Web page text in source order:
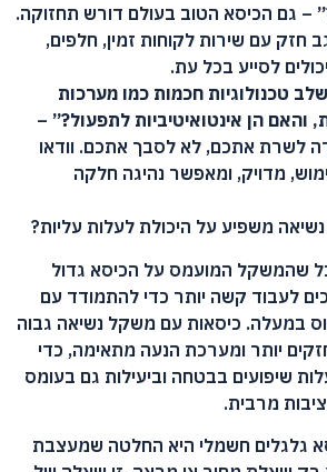
– גם הכיסא הטוב בעולם דורש תחזוקה.
חזק עם שירות לקוחות זמין, חלפים,
לסייע בכל עת.
טכנולוגיות חכמות כמו מערכות
הן אינטואיטיביות לתפעול?” –
לשרת אתכם, לא לסבך אתכם. וודאו
מדויק, ומאפשר נהיגה חלקה
משפיע על היכולת לעלות עליות?
שהמשקל המועמס על הכיסא גדול
לעבוד קשה יותר כדי להתמודד עם
במעלה. כיסאות עם משקל נשיאה גבוה
יותר ומערכת הנעה מתאימה, כדי
שיפועים בבטחה וביעילות גם בעומס
מרבית.
גלגלים חשמלי היא החלטה שמעצבת